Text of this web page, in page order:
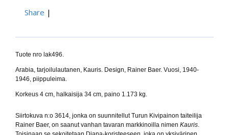
Share |
Tuote nro lak496.
Arabia, tarjoilulautanen, Kauris. Design, Rainer Baer. Vuosi, 1940-
1946, piippuleima.
Korkeus 4 cm, halkaisija 34 cm, paino 1.173 kg.
Siirtokuva n:o 3614, jonka on suunnitellut Turun Kivipainon taiteilija
Rainer Baer, on saanut vanhan tavaran markkinoilla nimen Kauris.